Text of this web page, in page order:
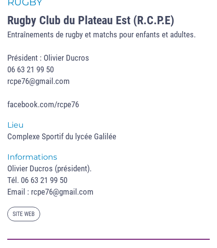
Rugby Club du Plateau Est (R.C.P.E)
Entraînements de rugby et matchs pour enfants et adultes.
Président : Olivier Ducros
06 63 21 99 50
rcpe76@gmail.com
facebook.com/rcpe76
Lieu
Complexe Sportif du lycée Galilée
Informations
Olivier Ducros (président).
Tél. 06 63 21 99 50
Email : rcpe76@gmail.com
SITE WEB